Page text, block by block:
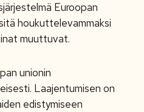
Euroopan
houkuttelevammaksi
muuttuvat.
unionin
Laajentumisen on
edistymiseen